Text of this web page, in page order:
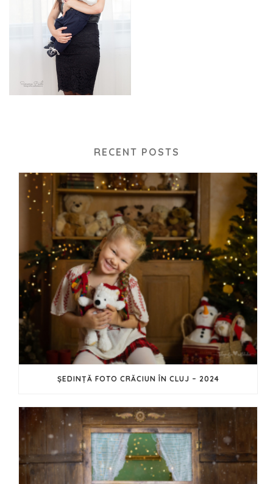
RECENT POSTS
ȘEDINȚĂ FOTO CRĂCIUN ÎN CLUJ – 2024